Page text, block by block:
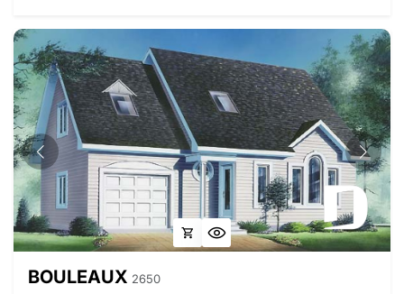
BOULEAUX 2650